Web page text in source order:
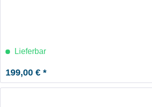
Lieferbar
199,00 € *